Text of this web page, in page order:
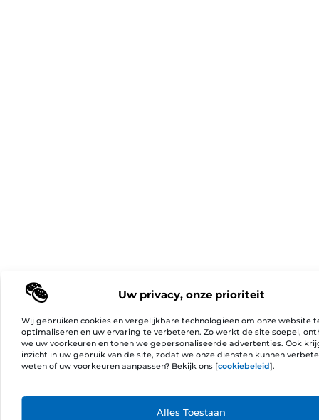
Uw privacy, onze prioriteit
Wij gebruiken cookies en vergelijkbare technologieën om onze website
optimaliseren en uw ervaring te verbeteren. Zo werkt de site soepel,
we uw voorkeuren en tonen we gepersonaliseerde advertenties. Ook
inzicht in uw gebruik van de site, zodat we onze diensten kunnen
weten of uw voorkeuren aanpassen? Bekijk ons [cookiebeleid].
Alles Toestaan